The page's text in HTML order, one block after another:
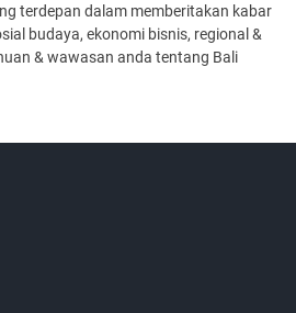
terdepan dalam memberitakan kabar
budaya, ekonomi bisnis, regional &
& wawasan anda tentang Bali